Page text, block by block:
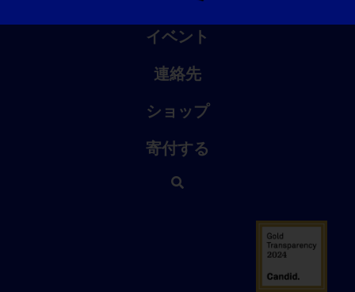
イベント
連絡先
ショップ
寄付する